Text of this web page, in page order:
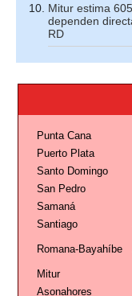
Mitur estima
dependen
RD
Punta Cana
Puerto Plata
Santo Domingo
San Pedro
Samaná
Santiago
Romana-Bayahíbe
Mitur
Asonahores